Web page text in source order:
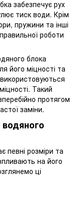
забезпечує рух
тиск води. Крім
пружини та інші
роботи
блока
його міцності та
Такий
протягом
заміни.
певні розміри та
на його
ці